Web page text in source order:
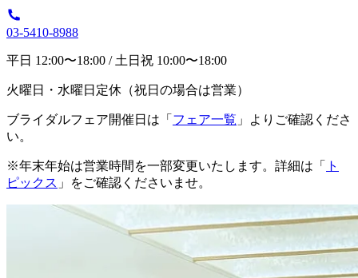
03-5410-8988
平日 12:00〜18:00 / 土日祝 10:00〜18:00
火曜日・水曜日定休（祝日の場合は営業）
ブライダルフェア開催日は「 フェア一覧 」よりご確認くださ
い。
※年末年始は営業時間を一部変更いたします。詳細は「
ト
ピックス 」をご確認くださいませ。